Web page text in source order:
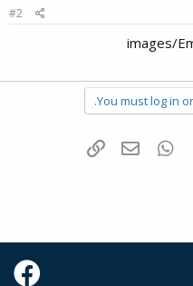
#2
You must log in
Tumblr
WhatsAppדואר אלקטרוני